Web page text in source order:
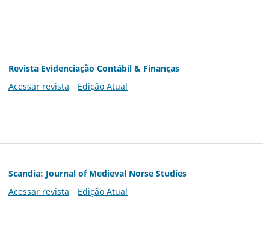
Revista Evidenciação Contábil & Finanças
Acessar revista
Edição Atual
Scandia: Journal of Medieval Norse Studies
Acessar revista
Edição Atual